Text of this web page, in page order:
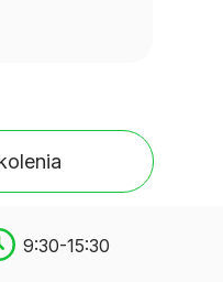
9:30-15:30